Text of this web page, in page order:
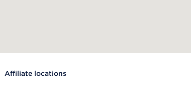
Affiliate locations